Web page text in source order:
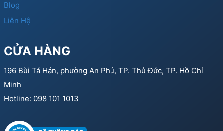
Blog
Liên Hệ
CỬA HÀNG
196 Bùi Tá Hán, phường An Phú, TP. Thủ Đức, TP. Hồ Chí
Minh
Hotline: 098 101 1013